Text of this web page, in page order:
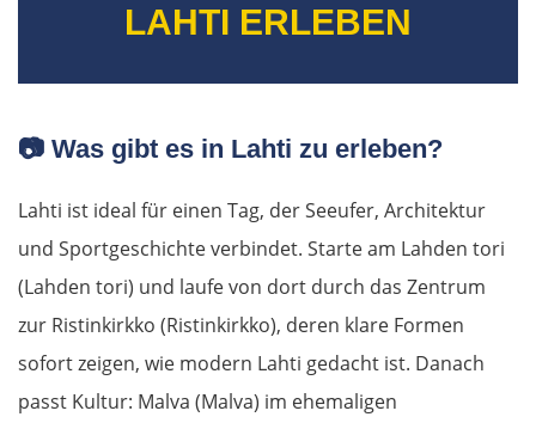
LAHTI ERLEBEN
📷 Was gibt es in Lahti zu erleben?
Lahti ist ideal für einen Tag, der Seeufer, Architektur
und Sportgeschichte verbindet. Starte am Lahden tori
(Lahden tori) und laufe von dort durch das Zentrum
zur Ristinkirkko (Ristinkirkko), deren klare Formen
sofort zeigen, wie modern Lahti gedacht ist. Danach
passt Kultur: Malva (Malva) im ehemaligen
Ústí nad Labem
Mělník
Prag